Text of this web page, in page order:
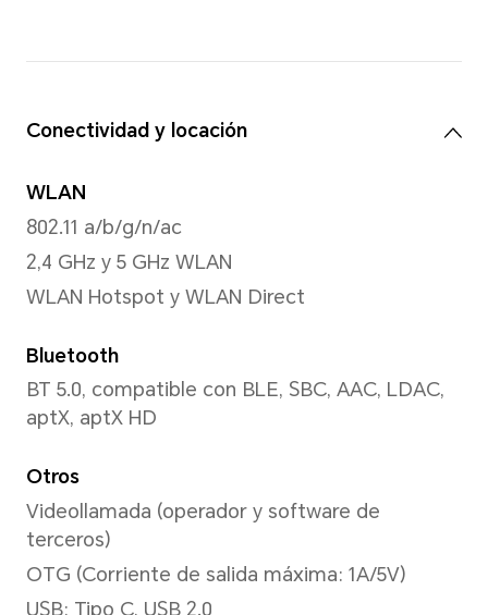
Modo de captura
Foto, Video, Retrato, Noche,
agua, Foto HDR, etc.
Cámara frontal